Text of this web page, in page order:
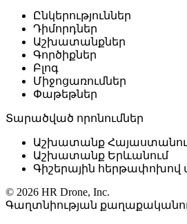
Ընկերություններ
Դիմորդներ
Աշխատանքներ
Գործիքներ
Բլոգ
Միջոցառումներ
Փաթեթներ
Տարածված որոնումներ
Աշխատանք
Աշխատանք Երևանում
Գիշերային
© 2026 HR Drone, Inc.
Գաղտնիության